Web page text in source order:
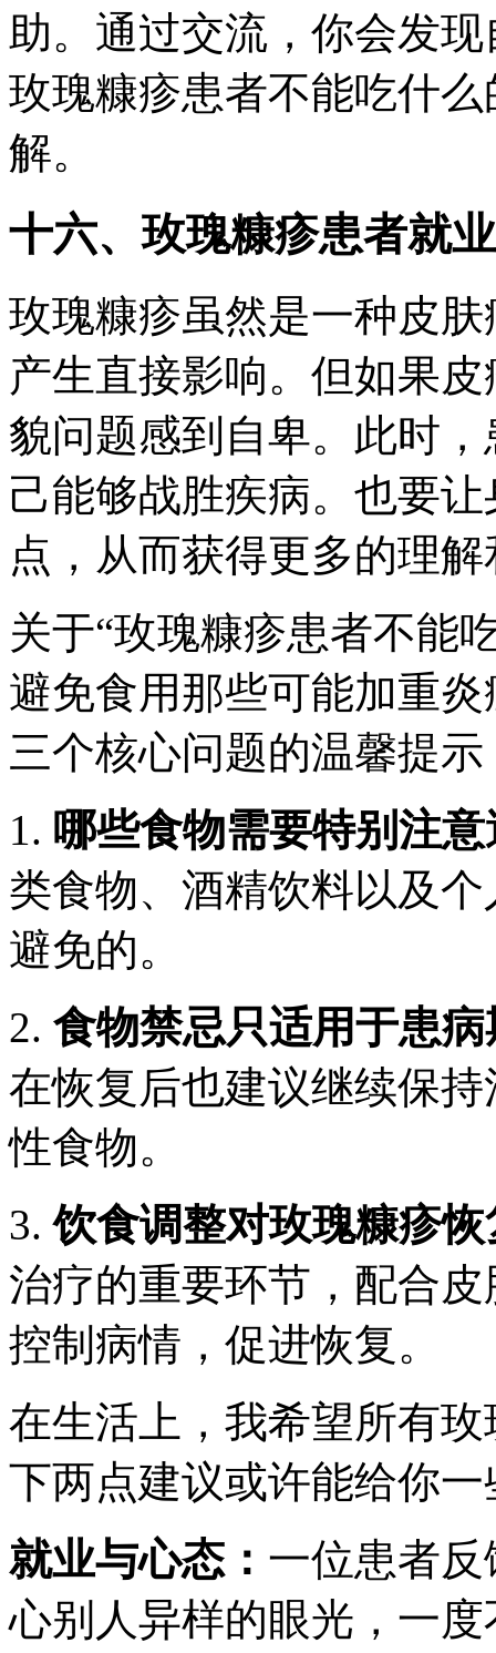
助。通过交流，你会发
玫瑰糠疹患者不能吃什
解。
十六、玫瑰糠疹患者就
玫瑰糠疹虽然是一种皮
产生直接影响。但如果
貌问题感到自卑。此时
己能够战胜疾病。也要
点，从而获得更多的理
关于“玫瑰糠疹患者不能
避免食用那些可能加重
三个核心问题的温馨提示
1. 哪些食物需要特别注
类食物、酒精饮料以及
避免的。
2. 食物禁忌只适用于患
在恢复后也建议继续保
性食物。
3.饮食调整对玫瑰糠疹
治疗的重要环节，配合
控制病情，促进恢复。
在生活上，我希望所有
下两点建议或许能给你
就业与心态： 一位患者
心别人异样的眼光，一